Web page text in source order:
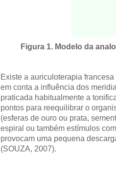
Figura 1. Modelo da
Existe a auriculoterapia
em conta a influência dos
praticada habitualmente a
pontos para reequilibrar o
(esferas de ouro ou prata,
espiral ou também estímulos
provocam uma pequena
(SOUZA, 2007).